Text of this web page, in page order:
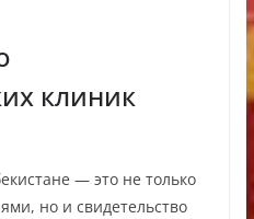
клиник
— это не только
но и свидетельство